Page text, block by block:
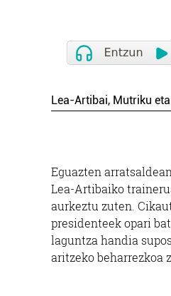
Lea-Artibai, Mutriku
Eguazten
Lea-Artibaiko
aurkeztu zuten.
presidenteek opari
laguntza handia
aritzeko beharrezkoa